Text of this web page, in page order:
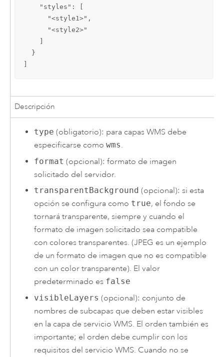
    "styles": [
      "<style1>",
      "<style2>"
  }
Descripción
type (obligatorio): para capas WMS debe
especificarse comowms.
format (opcional): formato de imagen
solicitado del servidor.
transparentBackground (opcional): si esta
opción se configura como true, el fondo se
tornará transparente, siempre y cuando el
formato de imagen solicitado sea compatible
con colores transparentes. (JPEG es un ejemplo
de un formato de imagen que no es compatible
con un color transparente). El valor
predeterminado es false
visibleLayers (opcional): conjunto de
nombres de subcapas que deben estar visibles
en la capa de servicio WMS. El orden también es
importante; el orden debe cumplir con los
requisitos del servicio WMS. Cuando no se